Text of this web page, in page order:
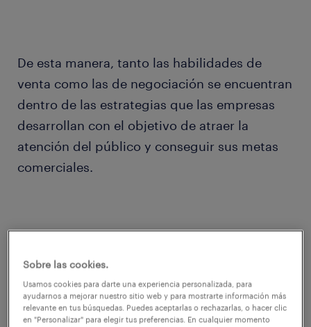
De esta manera, tanto las habilidades de
venta como las de negociación se encuentran
dentro de las estrategias que las empresas
desarrollan con el objetivo de atraer la
atención del público y conseguir sus metas
comerciales.
empresarial
La negociación, ya sea dentro del ámbito
Sobre las cookies.
Usamos cookies para darte una experiencia personalizada, para
ayudarnos a mejorar nuestro sitio web y para mostrarte información más
relevante en tus búsquedas. Puedes aceptarlas o rechazarlas, o hacer clic
en "Personalizar" para elegir tus preferencias. En cualquier momento